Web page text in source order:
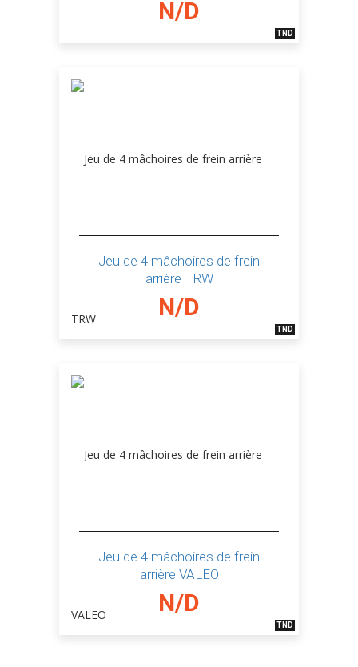
N/D
TND
Jeu de 4 mâchoires de frein
arrière TRW
N/D
TND
Jeu de 4 mâchoires de frein
arrière VALEO
N/D
TND